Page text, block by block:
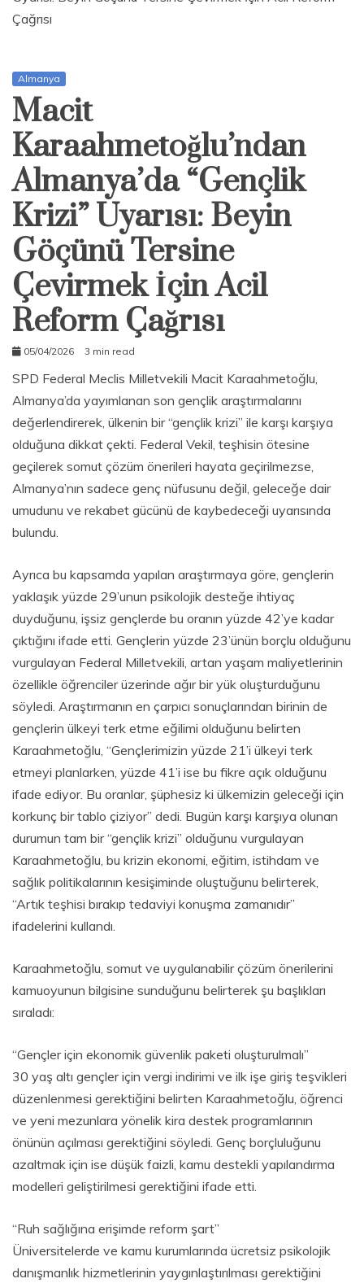
Çağrısı
Almanya
Macit
Karaahmetoğlu’ndan
Almanya’da “Gençlik
Krizi” Uyarısı: Beyin
Göçünü Tersine
Çevirmek İçin Acil
Reform Çağrısı
05/04/2026
3 min read
SPD Federal Meclis Milletvekili Macit Karaahmetoğlu,
Almanya’da yayımlanan son gençlik araştırmalarını
değerlendirerek, ülkenin bir “gençlik krizi” ile karşı karşıya
olduğuna dikkat çekti. Federal Vekil, teşhisin ötesine
geçilerek somut çözüm önerileri hayata geçirilmezse,
Almanya’nın sadece genç nüfusunu değil, geleceğe dair
umudunu ve rekabet gücünü de kaybedeceği uyarısında
bulundu.
Ayrıca bu kapsamda yapılan araştırmaya göre, gençlerin
yaklaşık yüzde 29’unun psikolojik desteğe ihtiyaç
duyduğunu, işsiz gençlerde bu oranın yüzde 42’ye kadar
çıktığını ifade etti. Gençlerin yüzde 23’ünün borçlu olduğunu
vurgulayan Federal Milletvekili, artan yaşam maliyetlerinin
özellikle öğrenciler üzerinde ağır bir yük oluşturduğunu
söyledi. Araştırmanın en çarpıcı sonuçlarından birinin de
gençlerin ülkeyi terk etme eğilimi olduğunu belirten
Karaahmetoğlu, “Gençlerimizin yüzde 21’i ülkeyi terk
etmeyi planlarken, yüzde 41’i ise bu fikre açık olduğunu
ifade ediyor. Bu oranlar, şüphesiz ki ülkemizin geleceği için
korkunç bir tablo çiziyor” dedi. Bugün karşı karşıya olunan
durumun tam bir “gençlik krizi” olduğunu vurgulayan
Karaahmetoğlu, bu krizin ekonomi, eğitim, istihdam ve
sağlık politikalarının kesişiminde oluştuğunu belirterek,
“Artık teşhisi bırakıp tedaviyi konuşma zamanıdır”
ifadelerini kullandı.
Karaahmetoğlu, somut ve uygulanabilir çözüm önerilerini
kamuoyunun bilgisine sunduğunu belirterek şu başlıkları
sıraladı:
“Gençler için ekonomik güvenlik paketi oluşturulmalı”
30 yaş altı gençler için vergi indirimi ve ilk işe giriş teşvikleri
düzenlenmesi gerektiğini belirten Karaahmetoğlu, öğrenci
ve yeni mezunlara yönelik kira destek programlarının
önünün açılması gerektiğini söyledi. Genç borçluluğunu
azaltmak için ise düşük faizli, kamu destekli yapılandırma
modelleri geliştirilmesi gerektiğini ifade etti.
“Ruh sağlığına erişimde reform şart”
Üniversitelerde ve kamu kurumlarında ücretsiz psikolojik
danışmanlık hizmetlerinin yaygınlaştırılması gerektiğini